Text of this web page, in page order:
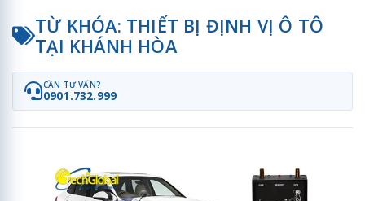
TỪ KHÓA: THIẾT BỊ ĐỊNH VỊ Ô TÔ
TẠI KHÁNH HÒA
CẦN TƯ VẤN?
0901.732.999